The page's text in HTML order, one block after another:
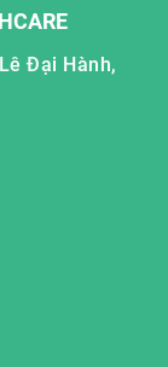
Đại Hành,